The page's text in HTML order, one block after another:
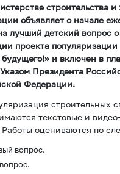
строительства
объявляет о начале
лучший детский вопрос о
проекта
и включен в
Президента
Федерации.
строительных
текстовые и
Работы оцениваются по
вопрос.